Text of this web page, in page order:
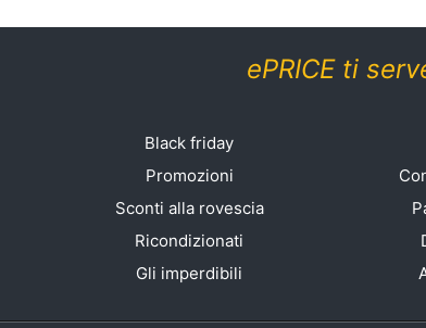
ePRICE ti
Black friday
Promozioni
Sconti alla rovescia
Ricondizionati
Gli imperdibili